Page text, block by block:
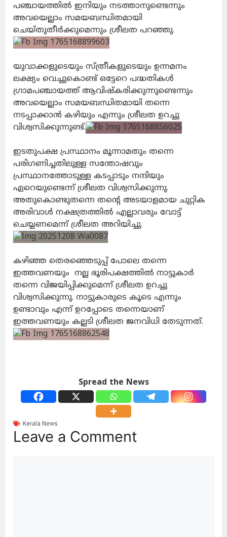
പഞ്ചായത്തിൽ ഇനിയും നടത്താനുണ്ടെന്നും
അവയെല്ലാം സമയബന്ധിതമായി
ചെയ്തുതീർക്കുമെന്നും ശ്രീലത പറഞ്ഞു.
യുവാക്കളുടെയും സ്ത്രീകളുടെയും ഉന്നമനം
ലക്ഷ്യം വെച്ചുകൊണ്ട് ഒട്ടേറെ പദ്ധതികൾ
ഗ്രാമപഞ്ചായത്ത് ആവിഷ്കരിക്കുന്നുണ്ടെന്നും
അവയെല്ലാം സമയബന്ധിതമായി തന്നെ
നടപ്പാക്കാൻ കഴിയും എന്നും ശ്രീലത ഉറച്ചു
വിശ്വസിക്കുന്നുണ്ട്.
ഇടതുപക്ഷ പ്രസ്ഥാനം മൂന്നാമതും തന്നെ
പരിഗണിച്ചതിലുള്ള സന്തോഷവും
പ്രസ്ഥാനത്തോടുള്ള കടപ്പാടും നന്ദിയും
ഏറെയുണ്ടെന്ന് ശ്രീലത വിശ്വസിക്കുന്നു.
അതുകൊണ്ടുതന്നെ തന്റെ അടയാളമായ ചുറ്റിക
അരിവാൾ നക്ഷത്രത്തിൽ എല്ലാവരും വോട്ട്
ചെയ്യണമെന്ന് ശ്രീലത അറിയിച്ചു.
കഴിഞ്ഞ തെരഞ്ഞെടുപ്പ് പോലെ തന്നെ
ഇത്തവണയും നല്ല ഭൂരിപക്ഷത്തിൽ നാട്ടുകാർ
തന്നെ വിജയിപ്പിക്കുമെന്ന് ശ്രീലത ഉറച്ചു
വിശ്വസിക്കുന്നു. നാട്ടുകാരുടെ കൂടെ എന്നും
ഉണ്ടാവും എന്ന് ഉറപ്പോടെ തന്നെയാണ്
ഇത്തവണയും കല്ലടി ശ്രീലത ജനവിധി തേടുന്നത്.
Spread the News
Kerala News
Leave a Comment